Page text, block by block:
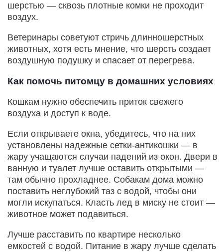
шерстью — сквозь плотные комки не проходит
воздух.
Ветеринары советуют стричь длинношерстных
животных, хотя есть мнение, что шерсть создает
воздушную подушку и спасает от перегрева.
Как помочь питомцу в домашних условиях
Кошкам нужно обеспечить приток свежего
воздуха и доступ к воде.
Если открываете окна, убедитесь, что на них
установлены надежные сетки-антикошки — в
жару учащаются случаи падений из окон. Двери в
ванную и туалет лучше оставить открытыми —
там обычно прохладнее. Собакам дома можно
поставить неглубокий таз с водой, чтобы они
могли искупаться. Класть лед в миску не стоит —
животное может подавиться.
Лучше расставить по квартире несколько
емкостей с водой. Питание в жару лучше сделать